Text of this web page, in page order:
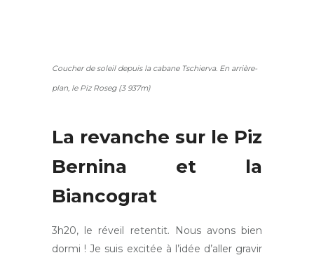
Coucher de soleil depuis la cabane Tschierva. En arrière-
plan, le Piz Roseg (3 937m)
La revanche sur le Piz
Bernina et la
Biancograt
3h20, le réveil retentit. Nous avons bien
dormi ! Je suis excitée à l’idée d’aller gravir